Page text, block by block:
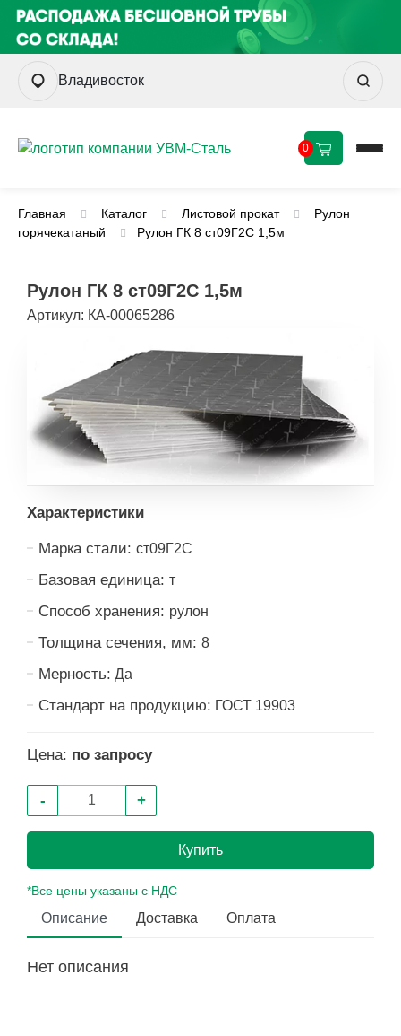
Владивосток
0
Главная Каталог Листовой прокат
Рулон
горячекатаный
Рулон ГК 8 ст09Г2С 1,5м
Рулон ГК 8 ст09Г2С 1,5м
Артикул: КА-00065286
Характеристики
Марка стали: ст09Г2С
Базовая единица: т
Способ хранения: рулон
Толщина сечения, мм: 8
Мерность: Да
Стандарт на продукцию: ГОСТ 19903
Цена: по запросу
- +
Купить
*Все цены указаны с НДС
Описание Доставка Оплата
Нет описания